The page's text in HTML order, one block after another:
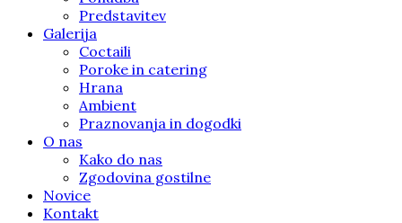
Predstavitev
Galerija
Coctaili
Poroke in catering
Hrana
Ambient
Praznovanja in dogodki
O nas
Kako do nas
Zgodovina gostilne
Novice
Kontakt